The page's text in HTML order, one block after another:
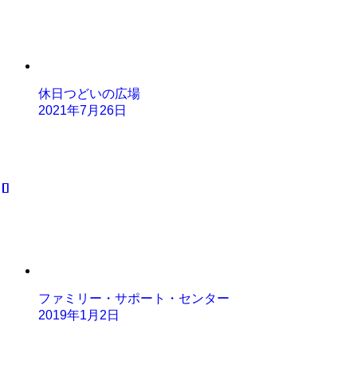
休日つどいの広場
2021年7月26日
ファミリー・サポート・センター
2019年1月2日